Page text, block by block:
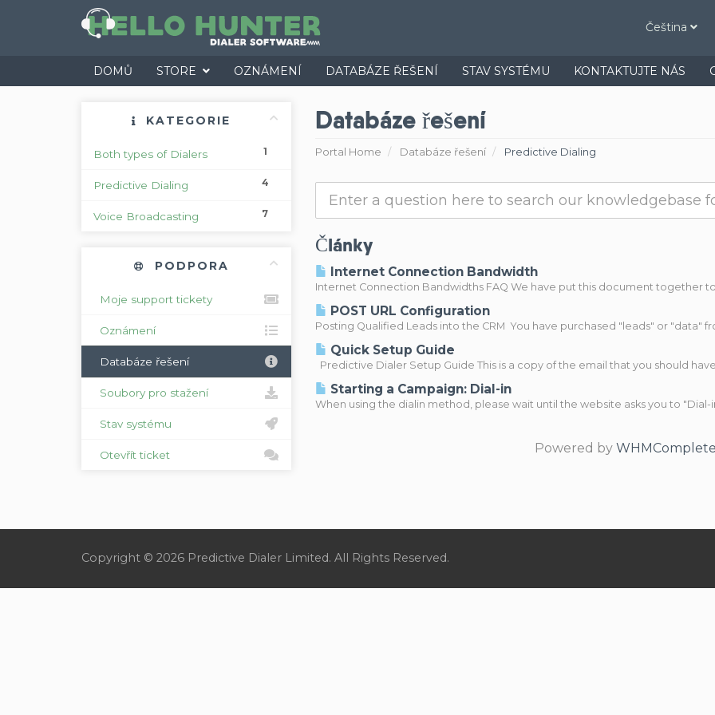
Čeština
DOMŮ STORE OZNÁMENÍ DATABÁZE ŘEŠENÍ STAV SYSTÉMU KONTAKTUJTE NÁS
Databáze řešení
Portal Home Databáze řešení Predictive Dialing
KATEGORIE
1
Both types of Dialers
4
Predictive Dialing
7
Voice Broadcasting
Články
Internet Connection Bandwidth
Internet Connection Bandwidths FAQ We have put this document together
POST URL Configuration
Posting Qualified Leads into the CRM You have purchased "leads" or "data"
Quick Setup Guide
Predictive Dialer Setup Guide This is a copy of the email that you should
Starting a Campaign: Dial-in
When using the dialin method, please wait until the website asks you to "Dial-
Powered by
PODPORA
Moje support tickety
Oznámení
Databáze řešení
Soubory pro stažení
Stav systému
Otevřít ticket
Copyright © 2026 Predictive Dialer Limited. All Rights Reserved.